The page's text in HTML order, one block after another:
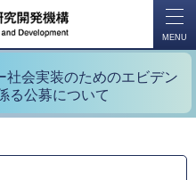
MENU
社会実装のためのエビデン
る公募について